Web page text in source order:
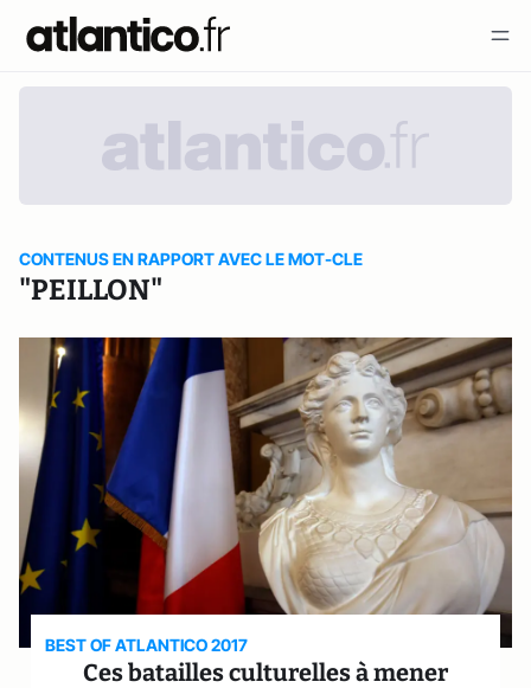
CONTENUS EN RAPPORT AVEC LE MOT-CLE
"PEILLON"
BEST OF ATLANTICO 2017
Ces batailles culturelles à mener